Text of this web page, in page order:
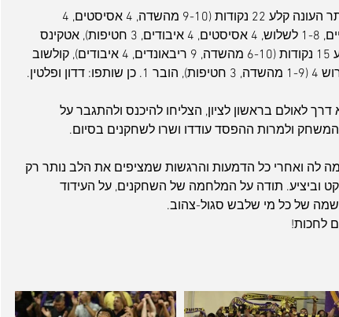
איבודים), וולדן קלע 18 (6-10 לשתיים, 1-8 לשלוש, 4 אסיסטים, 4 איבודים, 3 חטיפות), אטקינס
ששיחק כמעט 40 דקות שלמות קלע 15 נקודות (6-10 מהשדה, 9 ריבאונדים, 4 איבודים), קולשוב
לא דרך לאולם בראשון לציון, הצליחו להיכנס ולהתגבר על
ולמרות ההפסד עודדו ושרו לשחקנים בסיום.
לה ואחרי כל הדמעות והרגשות שמציפים את הלב נותר רק
וביציע. תודה על המלחמה של השחקנים, על העידוד
של כל מי שלבש סגול-צהוב.
לחכות!